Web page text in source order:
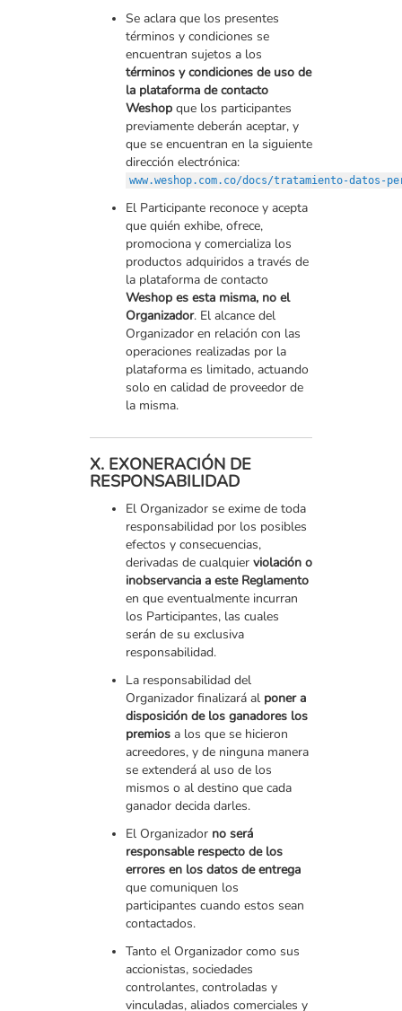
Se aclara que los presentes
términos y condiciones se
encuentran sujetos a los
términos y condiciones de uso de
la plataforma de contacto
Weshop que los participantes
previamente deberán aceptar, y
que se encuentran en la siguiente
dirección electrónica:
www.weshop.com.co/docs/tratamiento-datos-
El Participante reconoce y acepta
que quién exhibe, ofrece,
promociona y comercializa los
productos adquiridos a través de
la plataforma de contacto
Weshop es esta misma, no el
Organizador. El alcance del
Organizador en relación con las
operaciones realizadas por la
plataforma es limitado, actuando
solo en calidad de proveedor de
la misma.
X. EXONERACIÓN DE
RESPONSABILIDAD
El Organizador se exime de toda
responsabilidad por los posibles
efectos y consecuencias,
derivadas de cualquier violación o
inobservancia a este Reglamento
en que eventualmente incurran
los Participantes, las cuales
serán de su exclusiva
responsabilidad.
La responsabilidad del
Organizador finalizará al poner a
disposición de los ganadores los
premios a los que se hicieron
acreedores, y de ninguna manera
se extenderá al uso de los
mismos o al destino que cada
ganador decida darles.
El Organizador no será
responsable respecto de los
errores en los datos de entrega
que comuniquen los
participantes cuando estos sean
contactados.
Tanto el Organizador como sus
accionistas, sociedades
controlantes, controladas y
vinculadas, aliados comerciales y